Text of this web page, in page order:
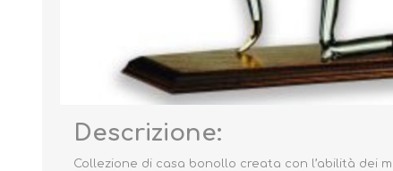
Descrizione:
Collezione di casa bonollo creata con l’abilità dei